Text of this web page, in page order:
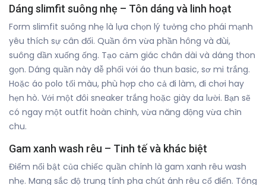
Dáng slimfit suông nhẹ – Tôn dáng và linh hoạt
Form slimfit suông nhẹ là lựa chọn lý tưởng cho phái mạnh
yêu thích sự cân đối. Quần ôm vừa phần hông và đùi,
suông dần xuống ống. Tạo cảm giác chân dài và dáng thon
gọn. Dáng quần này dễ phối với áo thun basic, sơ mi trắng.
Hoặc áo polo tối màu, phù hợp cho cả đi làm, đi chơi hay
hẹn hò. Với một đôi sneaker trắng hoặc giày da lười. Bạn sẽ
có ngay một outfit hoàn chỉnh, vừa năng động vừa chỉn
chu.
Gam xanh wash rêu – Tinh tế và khác biệt
Điểm nổi bật của chiếc quần chính là gam xanh rêu wash
nhẹ. Mang sắc độ trung tính pha chút ánh rêu cổ điển. Tông